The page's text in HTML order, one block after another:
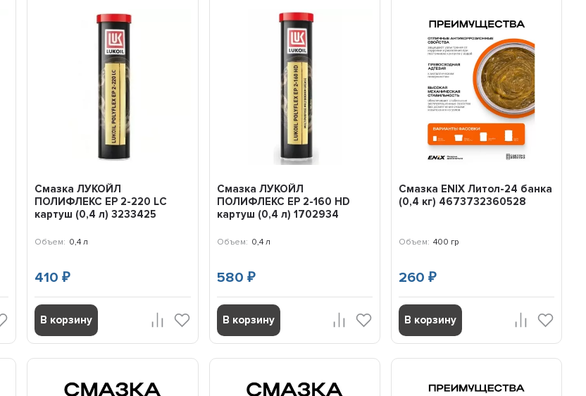
Смазка ЛУКОЙЛ
ПОЛИФЛЕКС EP 2-220 LC
картуш (0,4 л) 3233425
Объем: 0,4 л
410₽
В корзину
Смазка ЛУКОЙЛ
ПОЛИФЛЕКС EP 2-160 HD
картуш (0,4 л) 1702934
Объем: 0,4 л
580 ₽
В корзину
Смазка ENIX Литол-24 банка
(0,4 кг) 4673732360528
Объем: 400 гр
260 ₽
В корзину